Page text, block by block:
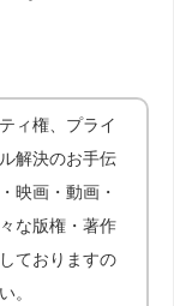
ィ権、プライ
解決のお手伝
映画・動画・
な版権・著作
ておりますの
。